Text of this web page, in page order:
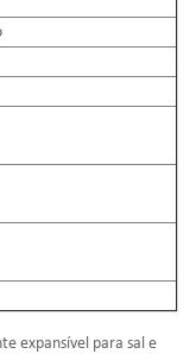
expansível para sal e